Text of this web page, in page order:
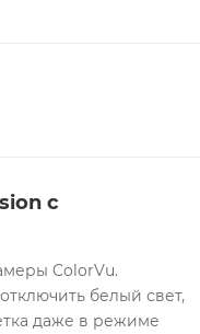
с
ColorVu.
белый свет,
даже в режиме